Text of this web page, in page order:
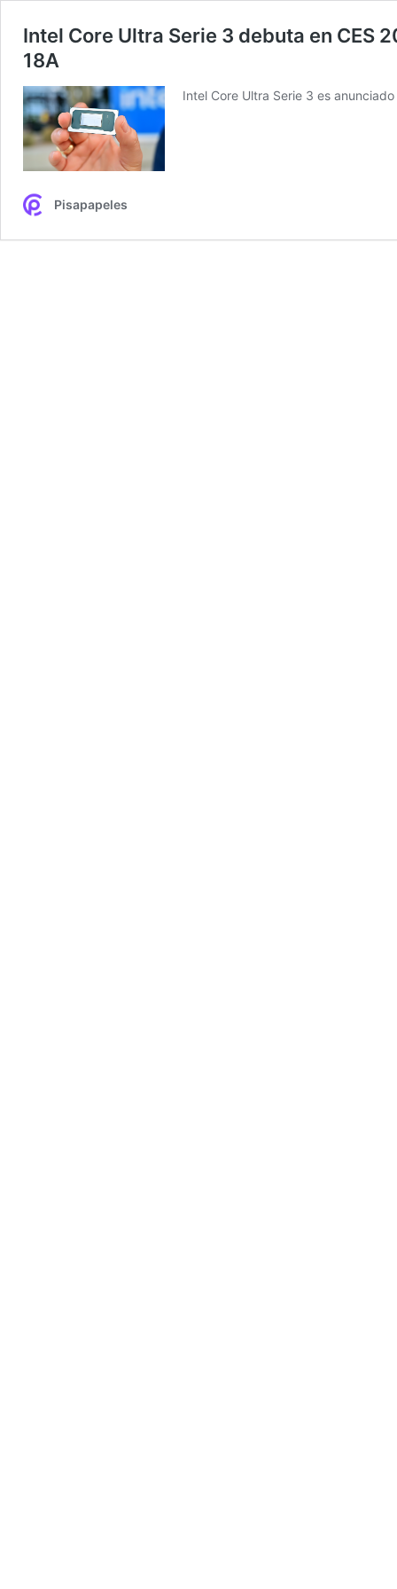
Intel Core Ultra Serie 3 debuta en CES
18A
Intel Core Ultra Serie 3 es
Pisapapeles